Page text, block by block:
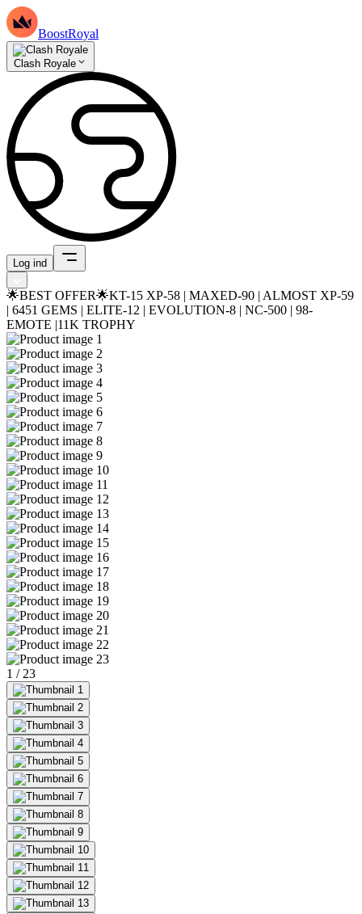
BoostRoyal
Clash Royale
Log ind
🌟BEST OFFER🌟KT-15 XP-58 | MAXED-90 | ALMOST XP-59
| 6451 GEMS | ELITE-12 | EVOLUTION-8 | NC-500 | 98-
EMOTE |11K TROPHY
1 / 23